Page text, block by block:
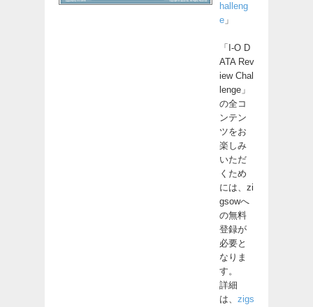
halleng
e 」
「I-O D
ATA Rev
iew Chal
lenge」
の全コ
ンテン
ツをお
楽しみ
いただ
くため
には、zi
gsowへ
の無料
登録が
必要と
なりま
す。
詳細
は、 zigs